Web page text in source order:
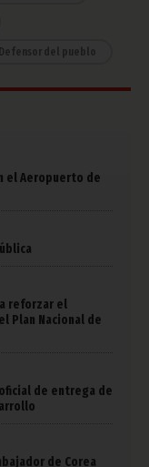
Defensor del pueblo
el Aeropuerto de
reforzar el
Plan Nacional de
de entrega de
de Corea